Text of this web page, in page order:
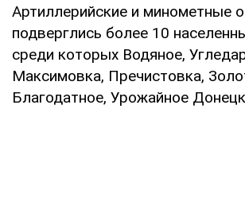
Артиллерийские и минометные
подверглись более 10
среди которых Водяное,
Максимовка, Пречистовка,
Благодатное, Урожайное